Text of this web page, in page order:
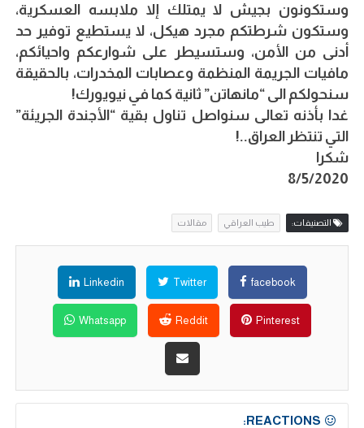
وستكونون بجيش لا يمتلك إلا ملابسه العسكرية،
وستكون شرطتكم مجرد هيكل، لا يستطيع توفير حد
أدنى من الأمن، وستسيطر على شوارعكم واحيائكم،
مافيات الجريمة المنظمة وعصابات المخدرات، بالحقيقة
سنحولكم الى “مانهاتن” ثانية كما في نيويورك!
غدا بأذنه تعالى سنواصل تناول بقية “الأجندة الجريئة”
التي تنتظر العراق..!
شكرا
8/5/2020
التصنيفات: طيب العراقي مقالات
facebook
Twitter
Linkedin
Pinterest
Reddit
Whatsapp
REACTIONS: